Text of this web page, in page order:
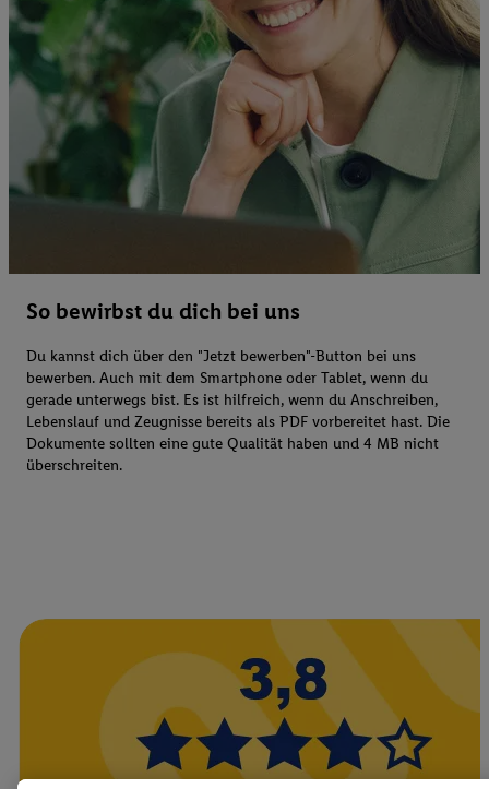
So bewirbst du dich bei uns
Du kannst dich über den "Jetzt bewerben"-Button bei uns
bewerben. Auch mit dem Smartphone oder Tablet, wenn du
gerade unterwegs bist. Es ist hilfreich, wenn du Anschreiben,
Lebenslauf und Zeugnisse bereits als PDF vorbereitet hast. Die
Dokumente sollten eine gute Qualität haben und 4 MB nicht
überschreiten.